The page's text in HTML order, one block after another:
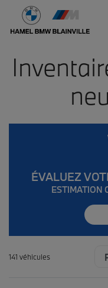
ÉVALUEZ
ESTIMATION
141 véhicules